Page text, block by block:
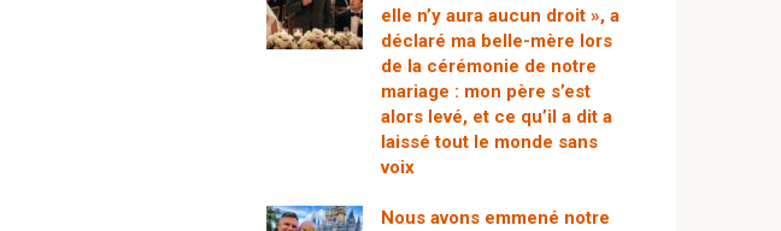
elle n’y aura aucun droit », a
déclaré ma belle-mère lors
de la cérémonie de notre
mariage : mon père s’est
alors levé, et ce qu’il a dit a
laissé tout le monde sans
voix
Nous avons emmené notre